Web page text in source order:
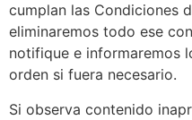
cumplan las Condiciones
eliminaremos todo ese
notifique e informaremos
orden si fuera necesario.
Si observa contenido